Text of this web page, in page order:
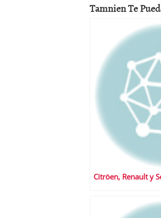
Tamnien Te
Citröen, Renault y